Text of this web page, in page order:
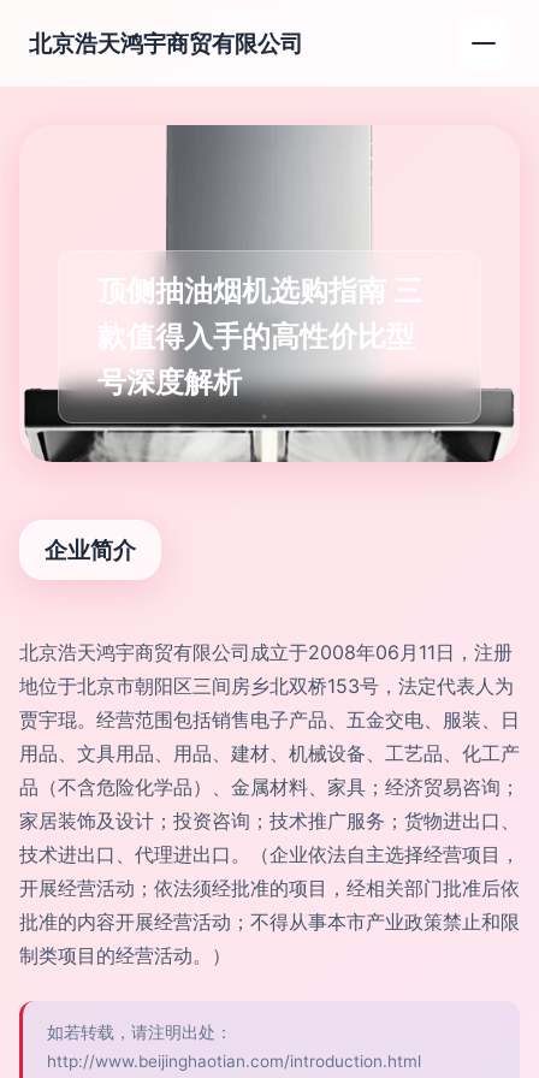
北京浩天鸿宇商贸有限公司
顶侧抽油烟机选购指南 三
款值得入手的高性价比型
号深度解析
企业简介
北京浩天鸿宇商贸有限公司成立于2008年06月11日，注册
地位于北京市朝阳区三间房乡北双桥153号，法定代表人为
贾宇琨。经营范围包括销售电子产品、五金交电、服装、日
用品、文具用品、用品、建材、机械设备、工艺品、化工产
品（不含危险化学品）、金属材料、家具；经济贸易咨询；
家居装饰及设计；投资咨询；技术推广服务；货物进出口、
技术进出口、代理进出口。（企业依法自主选择经营项目，
开展经营活动；依法须经批准的项目，经相关部门批准后依
批准的内容开展经营活动；不得从事本市产业政策禁止和限
制类项目的经营活动。）
如若转载，请注明出处：
http://www.beijinghaotian.com/introduction.html